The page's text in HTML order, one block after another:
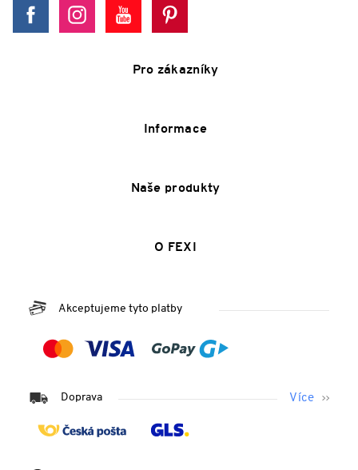
Pro zákazníky
Informace
Naše produkty
O FEXI
Akceptujeme tyto platby
Doprava